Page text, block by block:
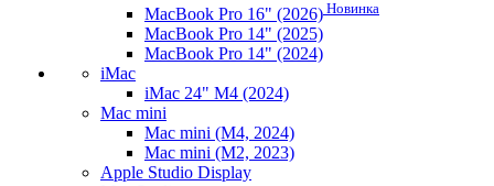
MacBook Pro 16" (2026) Новинка
MacBook Pro 14" (2025)
MacBook Pro 14" (2024)
iMac
iMac 24" M4 (2024)
Mac mini
Mac mini (M4, 2024)
Mac mini (M2, 2023)
Apple Studio Display